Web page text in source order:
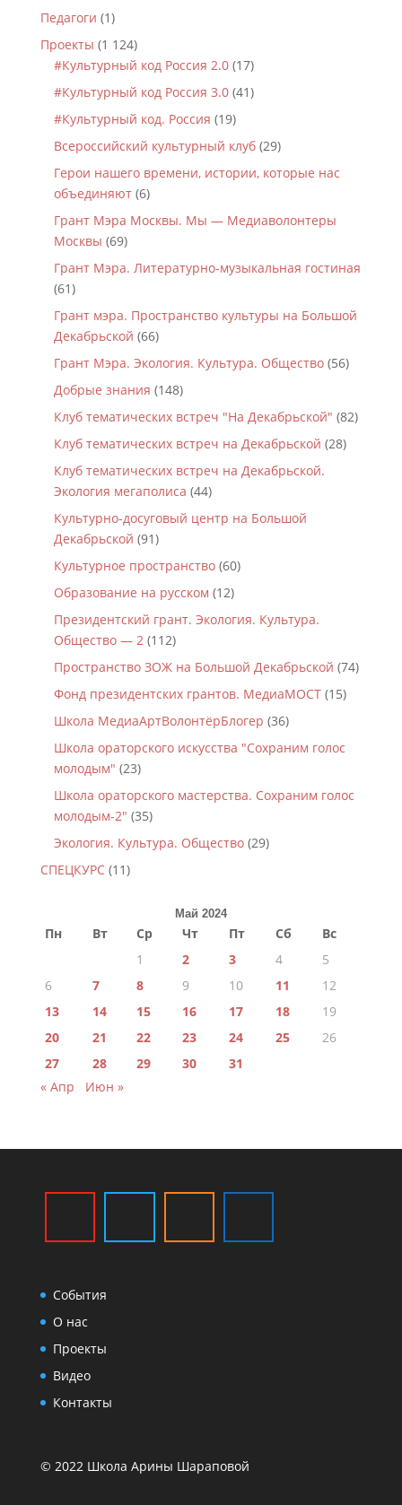
Педагоги (1)
Проекты (1 124)
#Культурный код Россия 2.0(17)
#Культурный код Россия 3.0(41)
#Культурный код. Россия (19)
Всероссийский культурный клуб(29)
Герои нашего времени, истории, которые нас
объединяют(6)
Грант Мэра Москвы. Мы — Медиаволонтеры
Москвы (69)
Грант Мэра. Литературно-музыкальная гостиная
(61)
Грант мэра. Пространство культуры на Большой
Декабрьской (66)
Грант Мэра. Экология. Культура. Общество(56)
Добрые знания (148)
Клуб тематических встреч "На Декабрьской" (82)
Клуб тематических встреч на Декабрьской (28)
Клуб тематических встреч на Декабрьской.
Экология мегаполиса (44)
Культурно-досуговый центр на Большой
Декабрьской (91)
Культурное пространство(60)
Образование на русском (12)
Президентский грант. Экология. Культура.
Общество — 2(112)
Пространство ЗОЖ на Большой Декабрьской (74)
Фонд президентских грантов. МедиаМОСТ(15)
Школа МедиаАртВолонтёрБлогер (36)
Школа ораторского искусства "Сохраним голос
молодым" (23)
Школа ораторского мастерства. Сохраним голос
молодым-2" (35)
Экология. Культура. Общество(29)
СПЕЦКУРС(11)
Май 2024
Пн Вт Ср Чт Пт Сб
Вс
1
2 3 4
5
6
7 8 9 10 11
12
13
14 15 16 17 18
19
20
21 22 23 24 25
26
27
28 29 30
31
« Апр
Июн »
События
О нас
Проекты
Видео
Контакты
© 2022 Школа Арины Шараповой